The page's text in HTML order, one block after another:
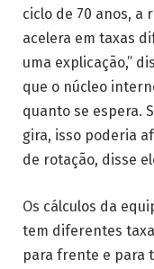
ciclo de 70 anos, a
acelera em taxas
uma explicação,”
que o núcleo
quanto se espera.
gira, isso poderia
de rotação, disse
Os cálculos da
tem diferentes
para frente e para